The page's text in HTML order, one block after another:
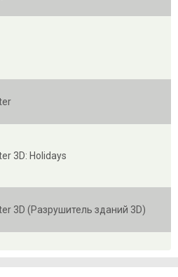
3D: Holidays
3D (Разрушитель зданий 3D)